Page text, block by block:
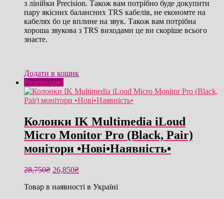
з лінійки Precision. Також вам потрібно буде докупити
пару якісних балансних TRS кабелів, не економте на
кабелях бо це вплине на звук. Також вам потрібна
хороша звукова з TRS виходами це ви скоріше всього
знаєте.
Додати в кошик
Розпродаж!
Колонки IK Multimedia iLoud
Micro Monitor Pro (Black, Pair)
монітори •Нові•Наявність•
28,750₴ Оригінальна
28,750₴.
26,850₴Поточна
26,850₴.
Товар в наявності в Україні